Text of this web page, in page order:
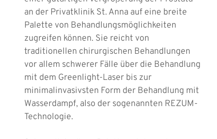
an der Privatklinik St. Anna auf eine breite
Palette von Behandlungsmöglichkeiten
zugreifen können. Sie reicht von
traditionellen chirurgischen Behandlungen
vor allem schwerer Fälle über die Behandlung
mit dem Greenlight-Laser bis zur
minimalinvasivsten Form der Behandlung mit
Wasserdampf, also der sogenannten REZUM-
Technologie.